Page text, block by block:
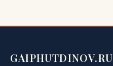
GAIPHUTDINOV.RU